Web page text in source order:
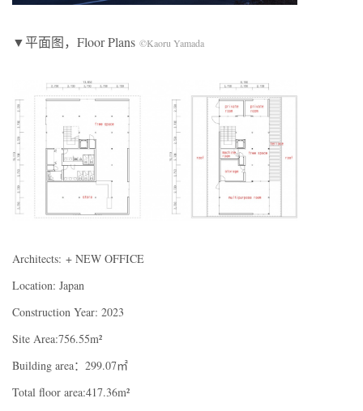
▼平面图，Floor Plans ©Kaoru Yamada
Architects: + NEW OFFICE
Location: Japan
Construction Year: 2023
Site Area:756.55m²
Building area：299.07㎡
Total floor area:417.36m²